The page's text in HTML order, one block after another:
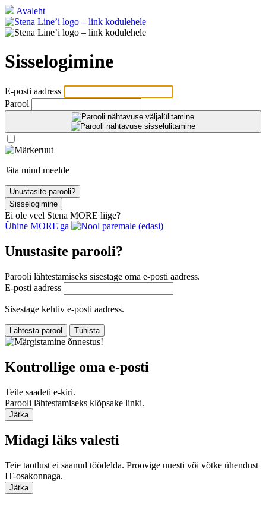
Avaleht
Sisselogimine
E‑posti aadress
Parool
Jäta mind meelde
Unustasite parooli?
Sisselogimine
Ei ole veel Stena MORE liige?
Ühine MORE'ga
Unustasite parooli?
Parooli lähtestamiseks sisestage oma e‑posti aadress.
E‑posti aadress
Sisestage kehtiv e‑posti aadress.
Lähtesta parool Tühista
Kontrollige oma e‑posti
Teile saadeti e-kiri.
Parooli lähtestamiseks klõpsake linki.
Jätka
Midagi läks valesti
Teie taotlust ei saanud töödelda. Proovige uuesti või võtke ühendust
IT-osakonnaga.
Jätka